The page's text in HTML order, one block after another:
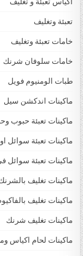
تعبئة وتغليف
خامات تعبئة وتغليف
خامات سلوفان شرنك
طبات الومنيوم فويل
ماكينات اندكشن سيل
ماكينات تعبئة حبوب
ماكينات تعبئة سوائل
ماكينات تعبئة سوائل
ماكينات تغليف
ماكينات تغليف
ماكينات تغليف شرنك
ماكينات لحام اكياس